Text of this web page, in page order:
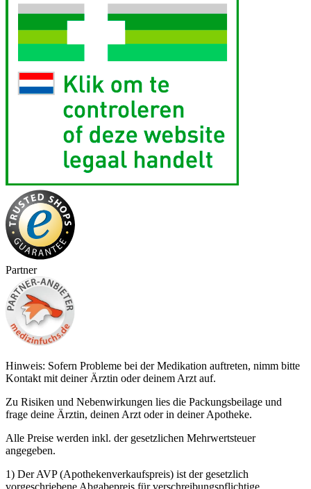
Partner
Hinweis: Sofern Probleme bei der Medikation auftreten, nimm bitte
Kontakt mit deiner Ärztin oder deinem Arzt auf.
Zu Risiken und Nebenwirkungen lies die Packungsbeilage und
frage deine Ärztin, deinen Arzt oder in deiner Apotheke.
Alle Preise werden inkl. der gesetzlichen Mehrwertsteuer
angegeben.
1) Der AVP (Apothekenverkaufspreis) ist der gesetzlich
vorgeschriebene Abgabepreis für verschreibungspflichtige